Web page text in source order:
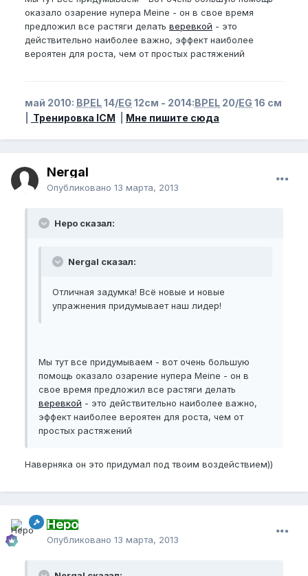
оказало озарение нупера Meine - он в свое время
предложил все растяги делать веревкой - это
действительно наиболее важно, эффект наиболее
вероятен для роста, чем от простых растяжений
май 2010: BPEL14/EG 12см - 2014:BPEL 20/EG 16 см
Тренировка ICM Мне пишите сюда
Nergal
Опубликовано 13 марта, 2013
Неро сказал:
Nergal сказал:
Отличная задумка! Всё новые и новые
упражнения придумывает наш лидер!
Мы тут все придумываем - вот очень большую
помощь оказало озарение нупера Meine - он в
свое время предложил все растяги делать
веревкой - это действительно наиболее важно,
эффект наиболее вероятен для роста, чем от
простых растяжений
Наверняка он это придумал под твоим воздействием))
Неро
Опубликовано 13 марта, 2013